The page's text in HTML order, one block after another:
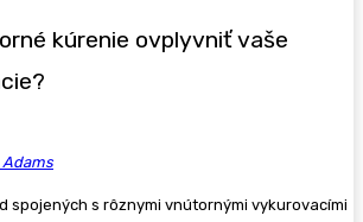
kúrenie ovplyvniť vaše
spojených s rôznymi vnútornými vykurovacími